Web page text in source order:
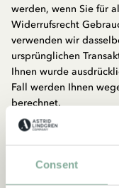
Consent
werden, wenn Sie für
Widerrufsrecht
verwenden wir
ursprünglichen
Ihnen wurde
Fall werden Ihnen
berechnet.
Wir können die
wieder zurückerhalten
nachdem, welches
Sie haben die Waren